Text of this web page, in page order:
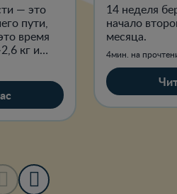
— это
пути,
время
кг и
—
14 неделя
начало
месяца.
4мин. на